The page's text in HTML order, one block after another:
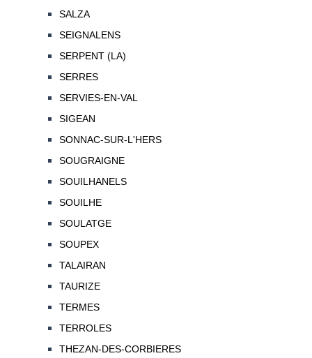
SALZA
SEIGNALENS
SERPENT (LA)
SERRES
SERVIES-EN-VAL
SIGEAN
SONNAC-SUR-L'HERS
SOUGRAIGNE
SOUILHANELS
SOUILHE
SOULATGE
SOUPEX
TALAIRAN
TAURIZE
TERMES
TERROLES
THEZAN-DES-CORBIERES